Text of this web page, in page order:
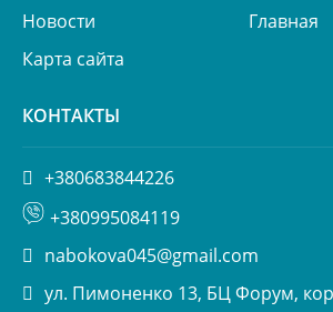
Новости
Главная
Карта сайта
КОНТАКТЫ
+380683844226
+380995084119
nabokova045@gmail.com
ул. Пимоненко 13, БЦ Форум,